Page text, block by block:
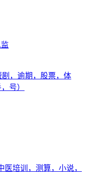
，逾期，股票，体
号）
培训，测算，小说，